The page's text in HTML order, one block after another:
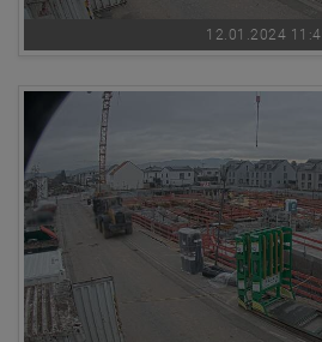
12.01.2024